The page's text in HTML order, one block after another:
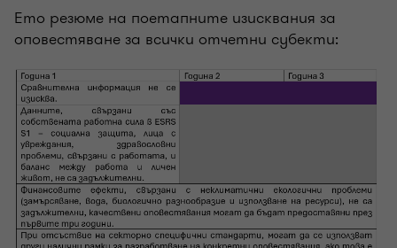
Ето резюме на поетапните изисквания за
оповестяване за всички отчетни субекти: